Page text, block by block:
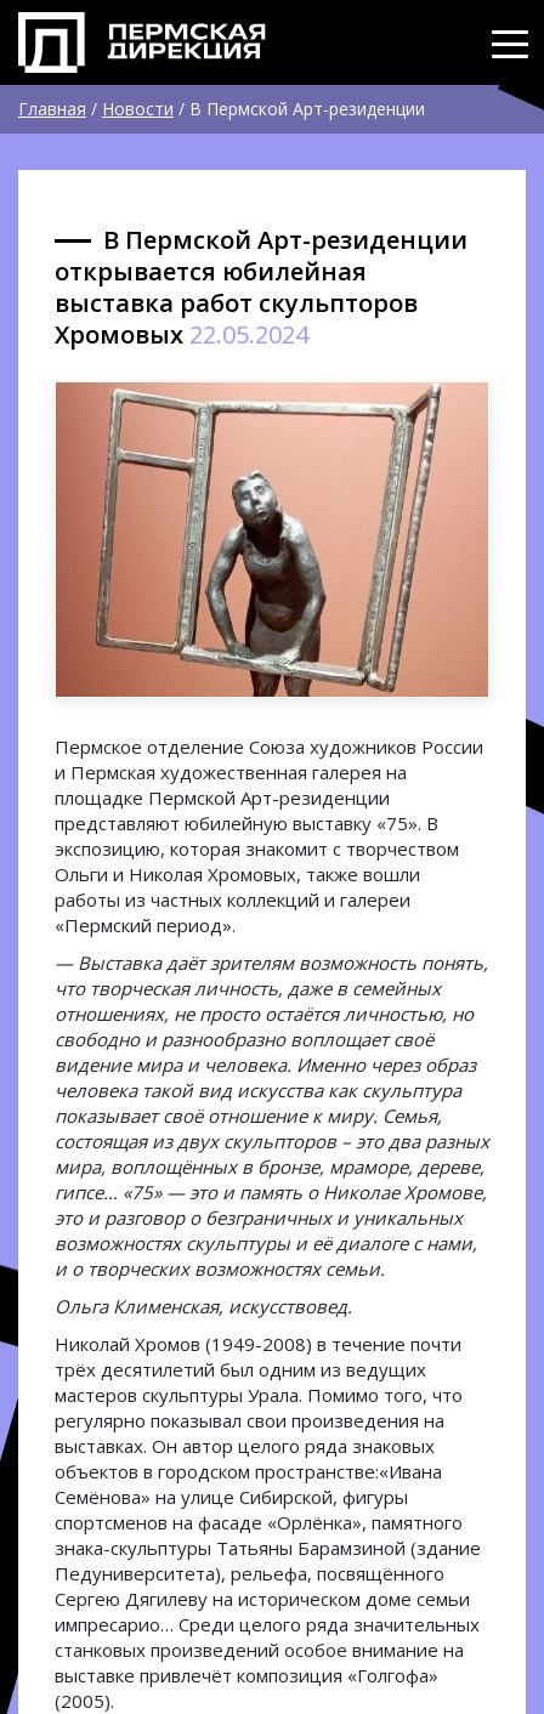
Главная / Новости / В Пермской Арт-резиденции
В Пермской Арт-резиденции
открывается юбилейная
выставка работ скульпторов
Хромовых 22.05.2024
Пермское отделение Союза художников России
и Пермская художественная галерея на
площадке Пермской Арт-резиденции
представляют юбилейную выставку «75». В
экспозицию, которая знакомит с творчеством
Ольги и Николая Хромовых, также вошли
работы из частных коллекций и галереи
«Пермский период».
— Выставка даёт зрителям возможность понять,
что творческая личность, даже в семейных
отношениях, не просто остаётся личностью, но
свободно и разнообразно воплощает своё
видение мира и человека. Именно через образ
человека такой вид искусства как скульптура
показывает своё отношение к миру. Семья,
состоящая из двух скульпторов – это два разных
мира, воплощённых в бронзе, мраморе, дереве,
гипсе… «75» — это и память о Николае Хромове,
это и разговор о безграничных и уникальных
возможностях скульптуры и её диалоге с нами,
и о творческих возможностях семьи.
Ольга Клименская, искусствовед.
Николай Хромов (1949-2008) в течение почти
трёх десятилетий был одним из ведущих
мастеров скульптуры Урала. Помимо того, что
регулярно показывал свои произведения на
выставках. Он автор целого ряда знаковых
объектов в городском пространстве:«Ивана
Семёнова» на улице Сибирской, фигуры
спортсменов на фасаде «Орлёнка», памятного
знака-скульптуры Татьяны Барамзиной (здание
Педуниверситета), рельефа, посвящённого
Сергею Дягилеву на историческом доме семьи
импресарио… Среди целого ряда значительных
станковых произведений особое внимание на
выставке привлечёт композиция «Голгофа»
(2005).